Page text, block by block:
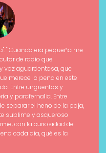
" Cuando era pequeña me
de radio que
voz aguardentosa, que
merece la pena en este
Entre ungüentos y
y parafernalia. Entre
separar el heno de la paja,
sublime y asqueroso
con la curiosidad de
cada día, qué es la